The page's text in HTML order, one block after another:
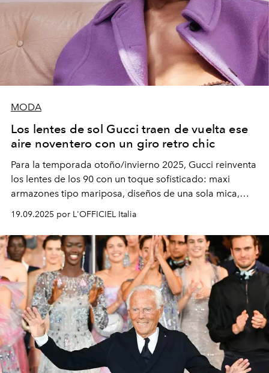
MODA
Los lentes de sol Gucci traen de vuelta ese
aire noventero con un giro retro chic
Para la temporada otoño/invierno 2025, Gucci reinventa
los lentes de los 90 con un toque sofisticado: maxi
armazones tipo mariposa, diseños de una sola mica,
modelos metálicos ovalados con vibra vintage y
elegantes monturas de acetato graduadas. ¿El detalle
que nunca pierde vigencia? La icónica doble G.
19.09.2025 por L'OFFICIEL Italia